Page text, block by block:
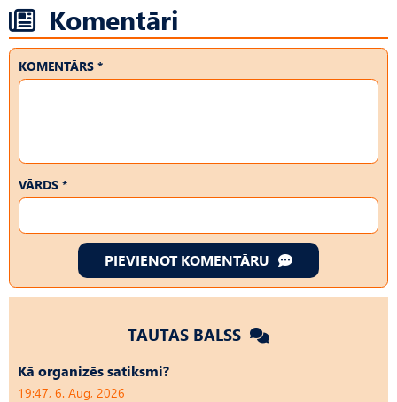
Komentāri
KOMENTĀRS *
VĀRDS *
PIEVIENOT KOMENTĀRU
TAUTAS BALSS
Kā organizēs satiksmi?
19:47, 6. Aug, 2026